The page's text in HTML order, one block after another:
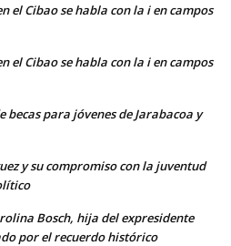
el Cibao se habla con la i en campos
el Cibao se habla con la i en campos
becas para jóvenes de Jarabacoa y
y su compromiso con la juventud
Bosch, hija del expresidente
por el recuerdo histórico